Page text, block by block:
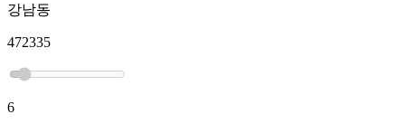
강남동
472335
6